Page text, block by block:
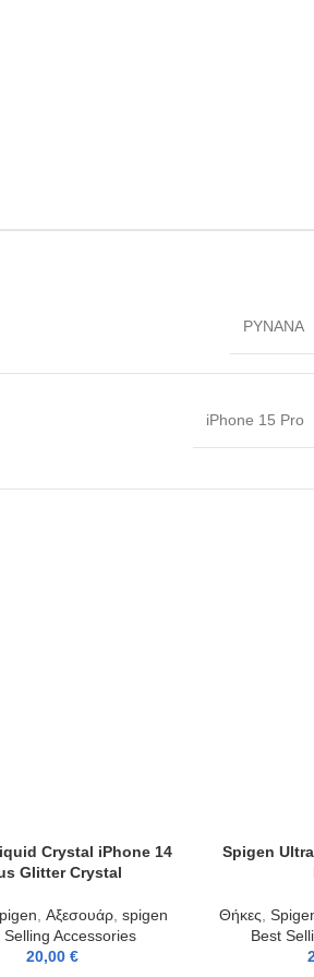
PYNANA
iPhone 15 Pro
Crystal iPhone 14
Glitter Crystal
, Αξεσουάρ, spigen
Selling Accessories
20,00 €
ADD TO CART
Spigen
Θήκες,
Best